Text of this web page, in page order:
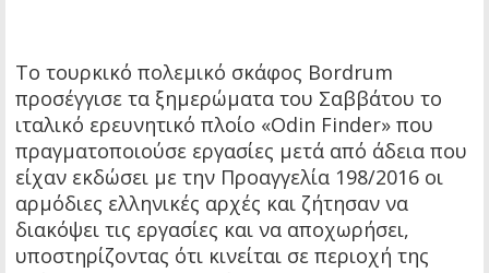
Το τουρκικό πολεμικό σκάφος Bordrum
προσέγγισε τα ξημερώματα του Σαββάτου το
ιταλικό ερευνητικό πλοίο «Odin Finder» που
πραγματοποιούσε εργασίες μετά από άδεια που
είχαν εκδώσει με την Προαγγελία 198/2016 οι
αρμόδιες ελληνικές αρχές και ζήτησαν να
διακόψει τις εργασίες και να αποχωρήσει,
υποστηρίζοντας ότι κινείται σε περιοχή της